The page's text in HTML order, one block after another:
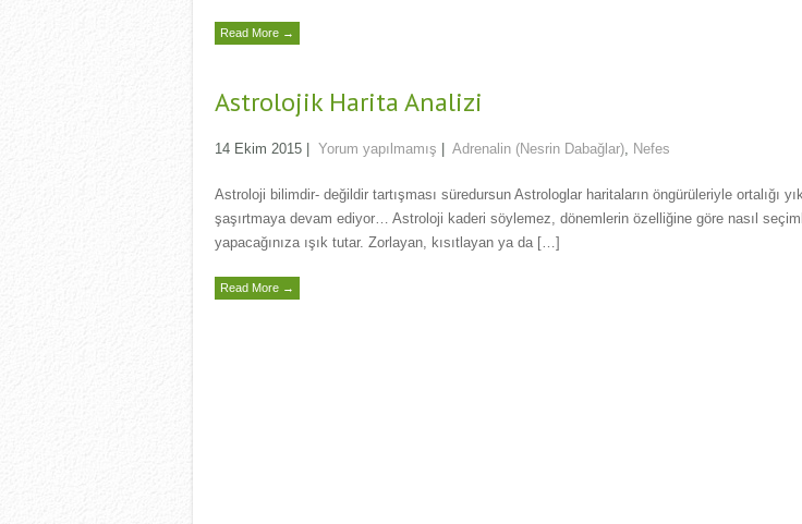
Read More →
Astrolojik Harita Analizi
14 Ekim 2015 Yorum yapılmamış Adrenalin (Nesrin Dabağlar), Nefes
Astroloji bilimdir- değildir tartışması süredursun Astrologlar haritaların öngürüleriyle ortalığı
şaşırtmaya devam ediyor… Astroloji kaderi söylemez, dönemlerin özelliğine göre nasıl
yapacağınıza ışık tutar. Zorlayan, kısıtlayan ya da […]
Read More →